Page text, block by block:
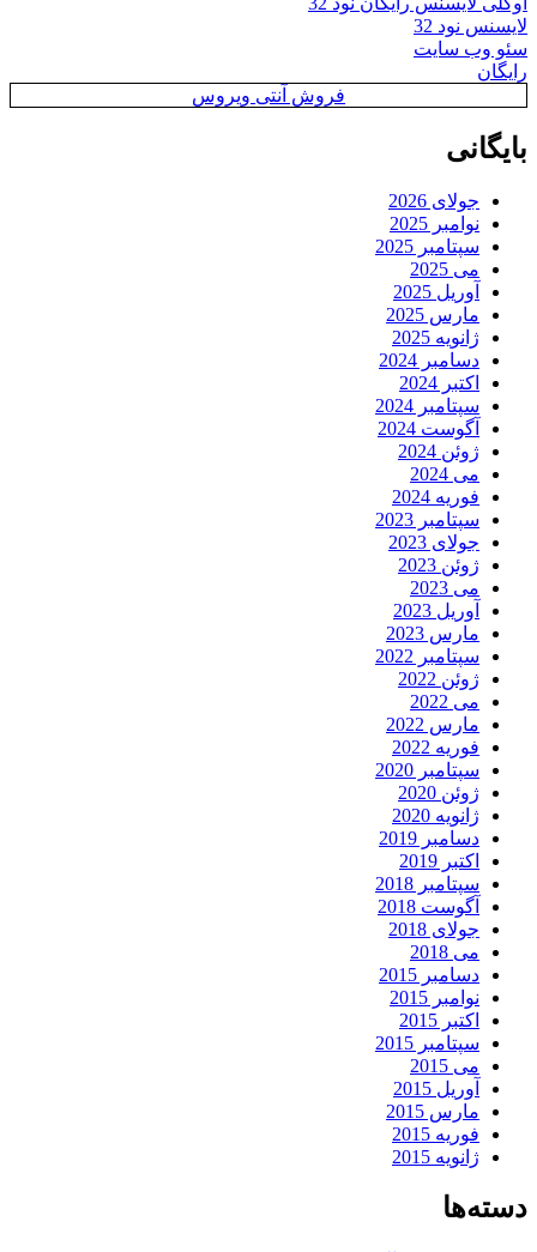
لایسنس نود 32
سئو وب سایت
رایگان
فروش آنتی ویروس
بایگانی
جولای 2026
نوامبر 2025
سپتامبر 2025
می 2025
آوریل 2025
مارس 2025
ژانویه 2025
دسامبر 2024
اکتبر 2024
سپتامبر 2024
آگوست 2024
ژوئن 2024
می 2024
فوریه 2024
سپتامبر 2023
جولای 2023
ژوئن 2023
می 2023
آوریل 2023
مارس 2023
سپتامبر 2022
ژوئن 2022
می 2022
مارس 2022
فوریه 2022
سپتامبر 2020
ژوئن 2020
ژانویه 2020
دسامبر 2019
اکتبر 2019
سپتامبر 2018
آگوست 2018
جولای 2018
می 2018
دسامبر 2015
نوامبر 2015
اکتبر 2015
سپتامبر 2015
می 2015
آوریل 2015
مارس 2015
فوریه 2015
ژانویه 2015
دسته‌ها